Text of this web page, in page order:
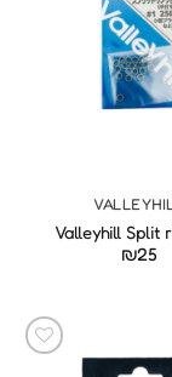
Valleyhill Split
₪25